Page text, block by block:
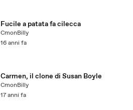
Fucile a patata fa cilecca
CmonBilly
16 anni fa
Carmen, il clone di Susan Boyle
CmonBilly
17 anni fa